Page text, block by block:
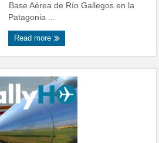
Base Aérea de Río Gallegos en la
Patagonia ...
Read more